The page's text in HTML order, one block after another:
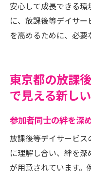
安心して成長できる環
に、放課後等デイサ
を高めるために、必要
東京都の放課
で見える新し
参加者同士の絆を深
放課後等デイサービ
に理解し合い、絆を
が用意されています。